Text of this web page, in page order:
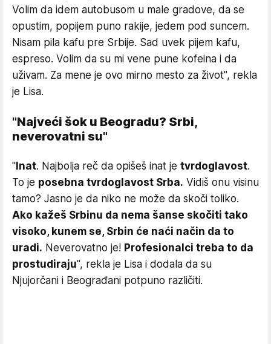
Volim da idem autobusom u male gradove, da se
opustim, popijem puno rakije, jedem pod suncem.
Nisam pila kafu pre Srbije. Sad uvek pijem kafu,
espreso. Volim da su mi vene pune kofeina i da
uživam. Za mene je ovo mirno mesto za život", rekla
je Lisa.
"Najveći šok u Beogradu? Srbi,
neverovatni su"
"Inat. Najbolja reč da opišeš inat je tvrdoglavost.
To je posebna tvrdoglavost Srba. Vidiš onu visinu
tamo? Jasno je da niko ne može da skoči toliko.
Ako kažeš Srbinu da nema šanse skočiti tako
visoko, kunem se, Srbin će naći način da to
uradi. Neverovatno je! Profesionalci treba to da
prostudiraju", rekla je Lisa i dodala da su
Njujorčani i Beograđani potpuno različiti.